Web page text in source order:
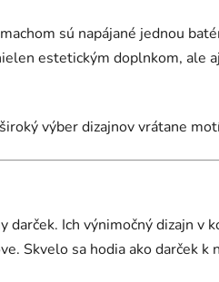
sú napájané jednou
estetickým doplnkom, ale
výber dizajnov vrátane
Ich výnimočný dizajn v
Skvelo sa hodia ako darček k